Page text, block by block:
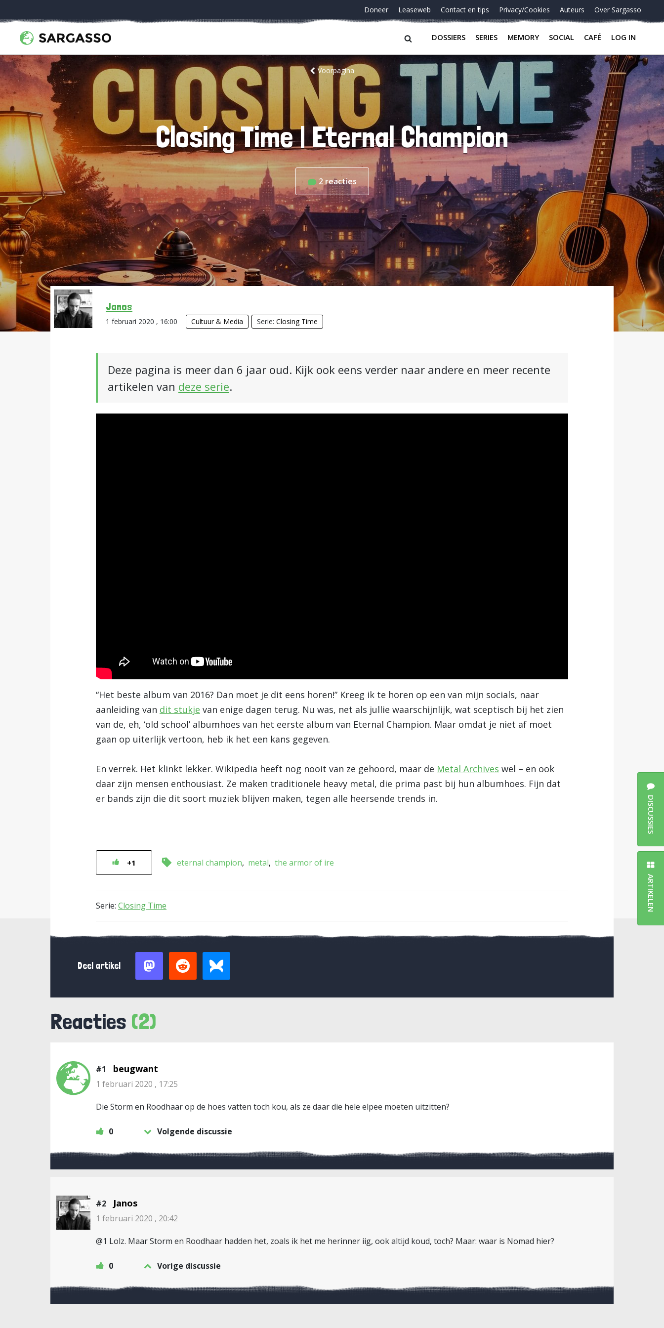
Doneer Leaseweb Contact en tips Privacy/Cookies Auteurs Over Sargasso
DOSSIERS SERIES MEMORY SOCIAL CAFÉ LOG IN
Voorpagina
Closing Time | Eternal Champion
2 reacties
Janos
1 februari 2020 , 16:00 Cultuur & Media Serie: Closing Time
Deze pagina is meer dan 6 jaar oud. Kijk ook eens verder naar andere en meer recente
artikelen van deze serie.
“Het beste album van 2016? Dan moet je dit eens horen!” Kreeg ik te horen op een van mijn socials, naar
aanleiding van dit stukje van enige dagen terug. Nu was, net als jullie waarschijnlijk, wat sceptisch bij het zien
van de, eh, ‘old school’ albumhoes van het eerste album van Eternal Champion. Maar omdat je niet af moet
gaan op uiterlijk vertoon, heb ik het een kans gegeven.
En verrek. Het klinkt lekker. Wikipedia heeft nog nooit van ze gehoord, maar de Metal Archives wel – en ook
daar zijn mensen enthousiast. Ze maken traditionele heavy metal, die prima past bij hun albumhoes. Fijn dat
er bands zijn die dit soort muziek blijven maken, tegen alle heersende trends in.
+1 eternal champion metal the armor of ire
Serie: Closing Time
Deel artikel
Reacties (2)
#1 beugwant
1 februari 2020 , 17:25
Die Storm en Roodhaar op de hoes vatten toch kou, als ze daar die hele elpee moeten uitzitten?
0 Volgende discussie
#2 Janos
1 februari 2020 , 20:42
@1 Lolz. Maar Storm en Roodhaar hadden het, zoals ik het me herinner iig, ook altijd koud, toch? Maar: waar is Nomad hier?
0 Vorige discussie
DISCUSSIES
ARTIKELEN